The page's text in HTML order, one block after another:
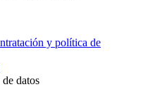
y política de
datos